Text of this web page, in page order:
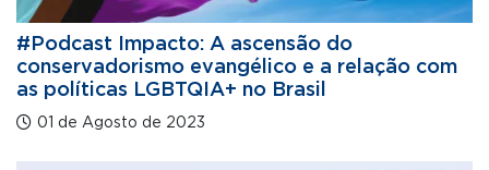
#Podcast Impacto: A ascensão do
conservadorismo evangélico e a relação com
as políticas LGBTQIA+ no Brasil
01 de Agosto de 2023